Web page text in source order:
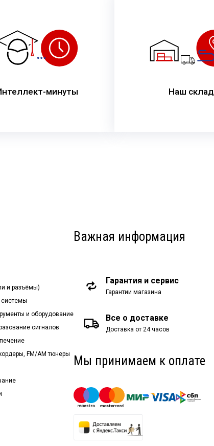
минуты Наш склад
и разъёмы)
и оборудование
сигналов
FM/AM тюнеры
Важная информация
Гарантия и сервис
Гарантии магазина
Все о доставке
Доставка от 24 часов
Мы принимаем к оплате